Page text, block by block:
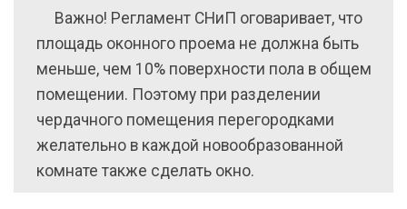
Важно! Регламент СНиП оговаривает, что
площадь оконного проема не должна быть
меньше, чем 10% поверхности пола в общем
помещении. Поэтому при разделении
чердачного помещения перегородками
желательно в каждой новообразованной
комнате также сделать окно.